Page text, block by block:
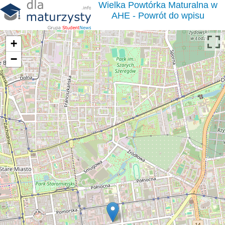
Wielka Powtórka Maturalna w
AHE - Powrót do wpisu
+
−